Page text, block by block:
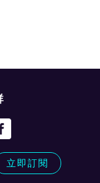
立即訂閱